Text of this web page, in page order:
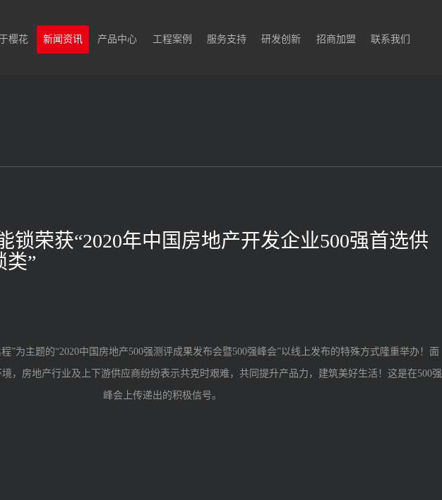
樱花 新闻资讯 产品中心 工程案例 服务支持 研发创新 招商加盟 联系我们
锁荣获“2020年中国房地产开发企业500强首选供
类”
”为主题的“2020中国房地产500强测评成果发布会暨500强峰会”以线上发布的特殊方式隆重举办！面
，房地产行业及上下游供应商纷纷表示共克时艰难，共同提升产品力，建筑美好生活！这是在500强
峰会上传递出的积极信号。